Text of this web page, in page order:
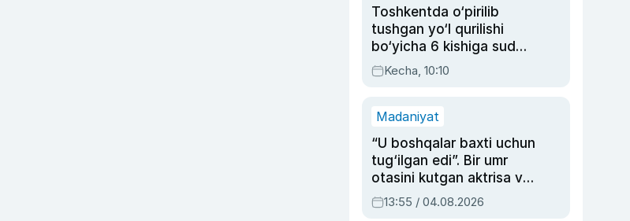
Toshkentda o‘pirilib
tushgan yo‘l qurilishi
bo‘yicha 6 kishiga sud
hukmi o‘qildi
Kecha, 10:10
Madaniyat
“U boshqalar baxti uchun
tug‘ilgan edi”. Bir umr
otasini kutgan aktrisa va
dublyaj ustasi Rimma
Ahmedovaning
13:55 / 04.08.2026